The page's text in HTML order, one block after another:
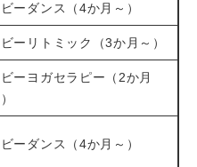
ーダンス（4か月～）
ーリトミック（3か月～）
ーヨガセラピー（2か月
ーダンス（4か月～）